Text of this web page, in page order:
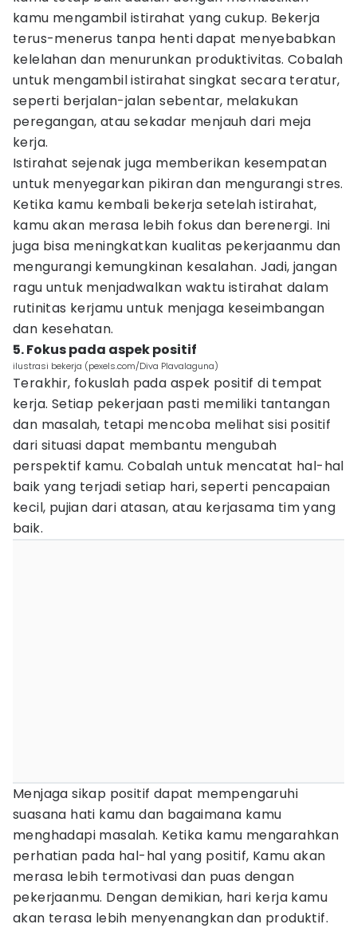
kamu mengambil istirahat yang cukup. Bekerja
terus-menerus tanpa henti dapat menyebabkan
kelelahan dan menurunkan produktivitas. Cobalah
untuk mengambil istirahat singkat secara teratur,
seperti berjalan-jalan sebentar, melakukan
peregangan, atau sekadar menjauh dari meja
kerja.
Istirahat sejenak juga memberikan kesempatan
untuk menyegarkan pikiran dan mengurangi stres.
Ketika kamu kembali bekerja setelah istirahat,
kamu akan merasa lebih fokus dan berenergi. Ini
juga bisa meningkatkan kualitas pekerjaanmu dan
mengurangi kemungkinan kesalahan. Jadi, jangan
ragu untuk menjadwalkan waktu istirahat dalam
rutinitas kerjamu untuk menjaga keseimbangan
dan kesehatan.
5. Fokus pada aspek positif
ilustrasi bekerja (pexels.com/Diva Plavalaguna)
Terakhir, fokuslah pada aspek positif di tempat
kerja. Setiap pekerjaan pasti memiliki tantangan
dan masalah, tetapi mencoba melihat sisi positif
dari situasi dapat membantu mengubah
perspektif kamu. Cobalah untuk mencatat hal-hal
baik yang terjadi setiap hari, seperti pencapaian
kecil, pujian dari atasan, atau kerjasama tim yang
baik.
Menjaga sikap positif dapat mempengaruhi
suasana hati kamu dan bagaimana kamu
menghadapi masalah. Ketika kamu mengarahkan
perhatian pada hal-hal yang positif, Kamu akan
merasa lebih termotivasi dan puas dengan
pekerjaanmu. Dengan demikian, hari kerja kamu
akan terasa lebih menyenangkan dan produktif.